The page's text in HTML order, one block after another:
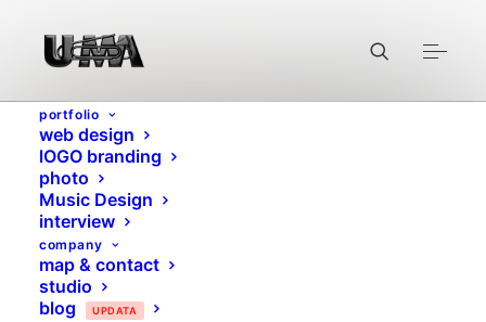
portfolio
web design
lOGO branding
photo
Music Design
interview
company
map & contact
studio
blog
UPDATA
企画力＋開発力+納品力：制作へのこだわり